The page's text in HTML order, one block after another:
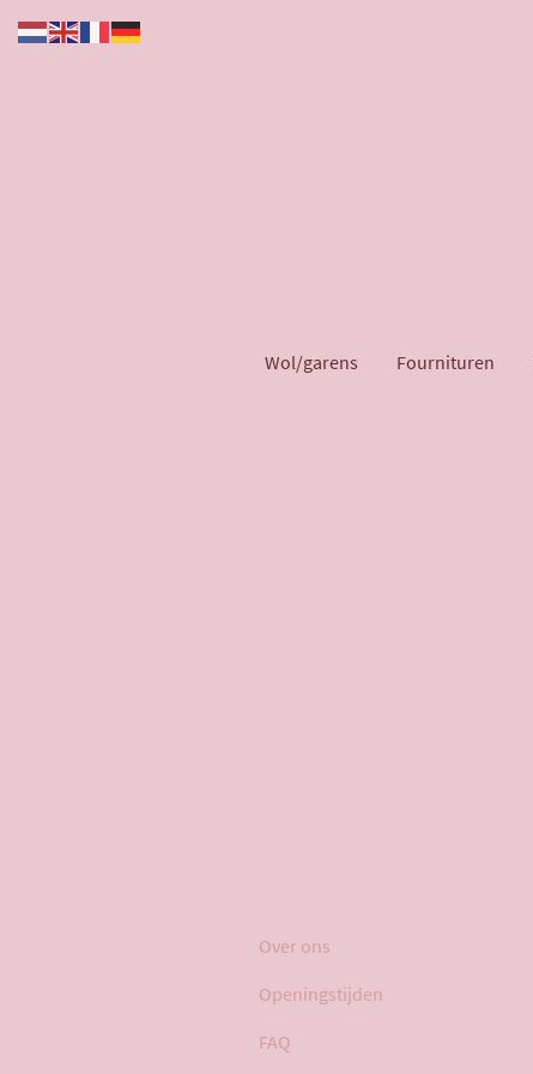
Wol/garens Fournituren
Over ons
Openingstijden
FAQ